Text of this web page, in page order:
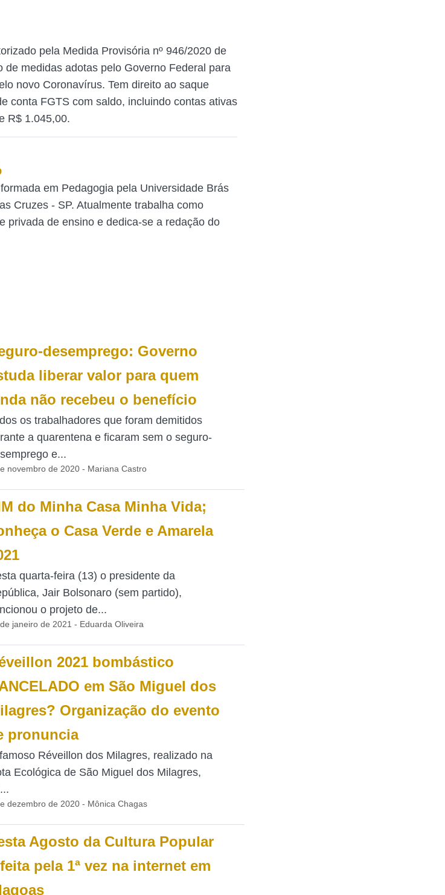
pela Medida Provisória nº 946/2020 de
de medidas adotas pelo Governo Federal para
novo Coronavírus. Tem direito ao saque
conta FGTS com saldo, incluindo contas ativas
R$ 1.045,00.
em Pedagogia pela Universidade Brás
Cruzes - SP. Atualmente trabalha como
privada de ensino e dedica-se a redação do
desemprego: Governo
liberar valor para quem
não recebeu o benefício
os trabalhadores que foram demitidos
a quarentena e ficaram sem o seguro-
e...
novembro de 2020 - Mariana Castro
do Minha Casa Minha Vida;
o Casa Verde e Amarela
quarta-feira (13) o presidente da
Jair Bolsonaro (sem partido),
o projeto de...
janeiro de 2021 - Eduarda Oliveira
2021 bombástico
em São Miguel dos
Organização do evento
pronuncia
Réveillon dos Milagres, realizado na
Ecológica de São Miguel dos Milagres,
dezembro de 2020 - Mônica Chagas
Agosto da Cultura Popular
pela 1ª vez na internet em